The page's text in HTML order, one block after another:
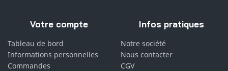
Votre compte
Tableau de bord
Informations personnelles
Commandes
Infos pratiques
Notre société
Nous contacter
CGV